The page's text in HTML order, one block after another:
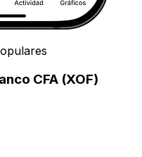
CFA (XOF)